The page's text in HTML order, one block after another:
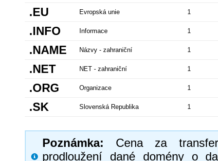
.EU Evropská unie 1
.INFO Informace 1
.NAME Názvy - zahraniční 1
.NET NET - zahraniční 1
.ORG Organizace 1
.SK Slovenská Republika 1
Poznámka: Cena za
prodloužení dané domény o